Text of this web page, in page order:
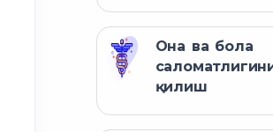
Она ва бола
қилиш